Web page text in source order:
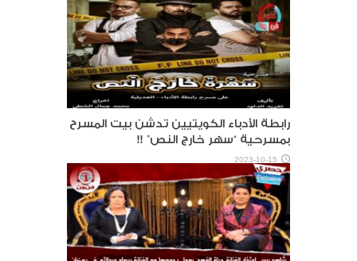
رابطة الأدباء الكويتيين تدشن بيت المسرح
بمسرحية “سهر خارج النص” !!
2023-10-15